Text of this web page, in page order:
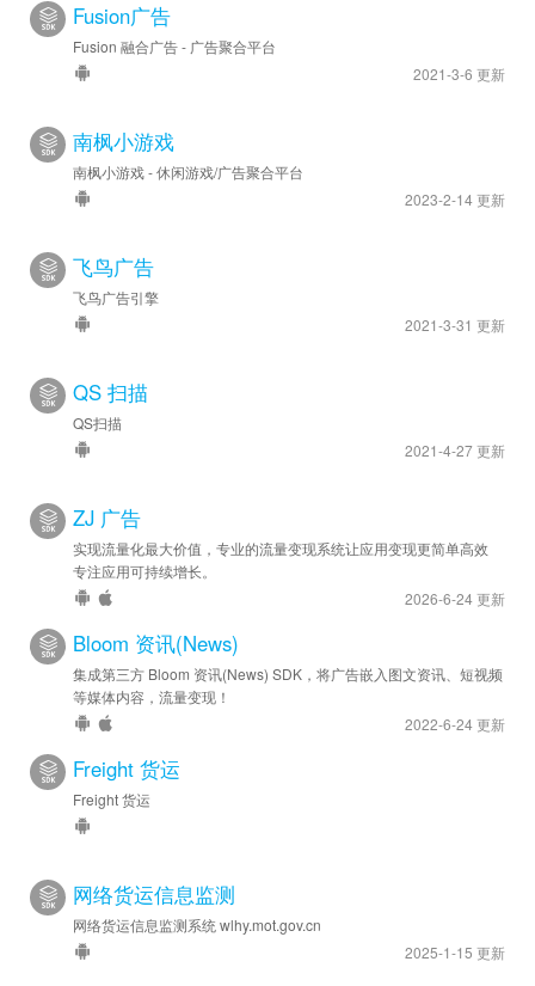
Fusion广告
Fusion 融合广告 - 广告聚合平台
2021-3-6 更新
南枫小游戏
南枫小游戏 - 休闲游戏/广告聚合平台
2023-2-14 更新
飞鸟广告
飞鸟广告引擎
2021-3-31 更新
QS 扫描
QS扫描
2021-4-27 更新
ZJ 广告
实现流量化最大价值，专业的流量变现系统让应用变现更简单高效
专注应用可持续增长。
2026-6-24 更新
Bloom 资讯(News)
集成第三方 Bloom 资讯(News) SDK，将广告嵌入图文资讯、短视频
等媒体内容，流量变现！
2022-6-24 更新
Freight 货运
Freight 货运
网络货运信息监测
网络货运信息监测系统 wlhy.mot.gov.cn
2025-1-15 更新